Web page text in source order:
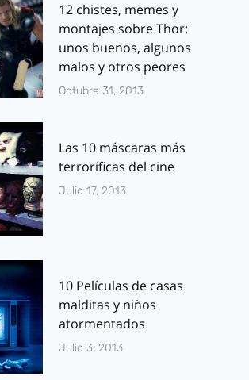
12 chistes, memes y
montajes sobre Thor:
unos buenos, algunos
malos y otros peores
Octubre 31, 2013
Las 10 máscaras más
terroríficas del cine
Julio 17, 2013
10 Películas de casas
malditas y niños
atormentados
Julio 3, 2013